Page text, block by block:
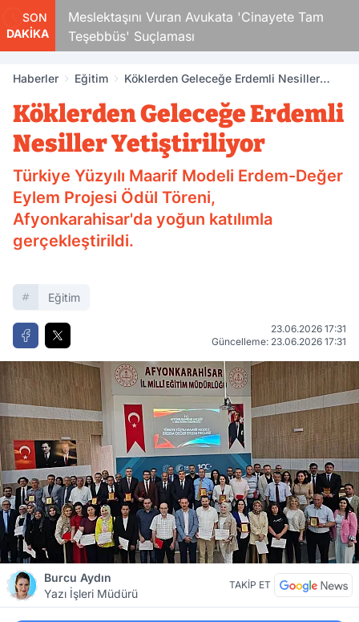
SON
DAKİKA
Meslektaşını Vuran Avukata 'Cinayete Tam
Teşebbüs' Suçlaması
Haberler Eğitim
Köklerden Geleceğe Erdemli Nesiller
Köklerden Geleceğe Erdemli
Nesiller Yetiştiriliyor
Türkiye Yüzyılı Maarif Modeli Erdem-Değer
Eylem Projesi Ödül Töreni,
Afyonkarahisar'da yoğun katılımla
gerçekleştirildi.
Eğitim
23.06.2026 17:31
Güncelleme: 23.06.2026 17:31
Burcu Aydın
Yazı İşleri Müdürü
TAKİP ET